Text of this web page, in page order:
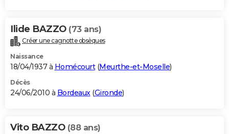
Ilide BAZZO (73 ans)
Créer une cagnotte obsèques
Naissance
18/04/1937 à Homécourt(Meurthe-et-Moselle)
Décès
24/06/2010 à Bordeaux(Gironde)
Vito BAZZO (88 ans)